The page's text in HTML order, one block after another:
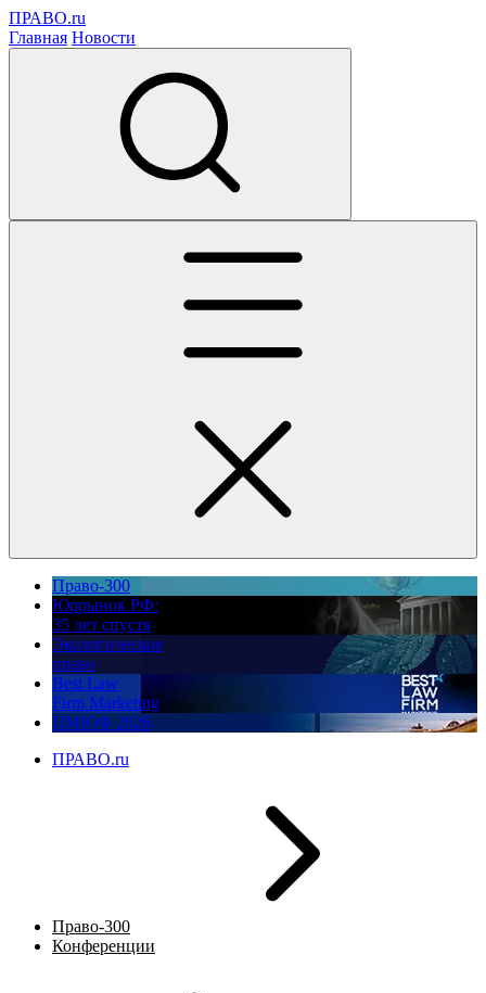
ПРАВО.ru
Главная Новости
Право-300
Юррынок РФ:
35 лет спустя
Экологическое
право
Best Law
Firm Marketing
ПМЮФ 2026
ПРАВО.ru
Право-300
Конференции